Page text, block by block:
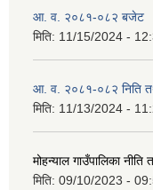
आ. व. २०८१-०८२ बजेट
मिति: 11/15/2024 -
आ. व. २०८१-०८२ निति
मिति: 11/13/2024 -
मोहन्याल गाउँपालिका
मिति: 09/10/2023 -